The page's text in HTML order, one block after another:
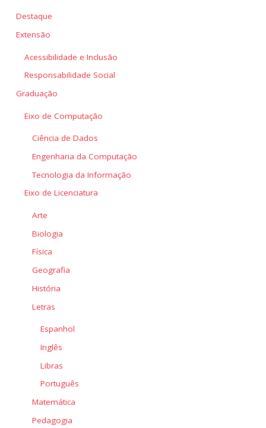
Destaque
Extensão
Acessibilidade e Inclusão
Responsabilidade Social
Graduação
Eixo de Computação
Ciência de Dados
Engenharia da Computação
Tecnologia da Informação
Eixo de Licenciatura
Arte
Biologia
Física
Geografia
História
Letras
Espanhol
Inglês
Libras
Português
Matemática
Pedagogia